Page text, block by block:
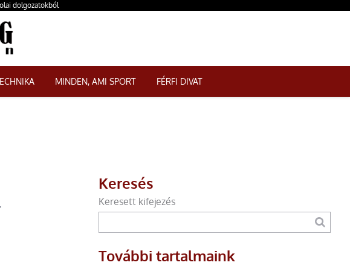
dolgozatokból
MINDEN, AMI SPORT FÉRFI DIVAT
Keresés
Keresett kifejezés
További tartalmaink